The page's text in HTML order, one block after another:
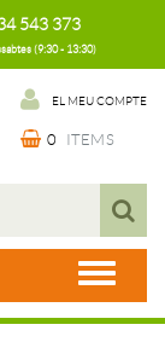
543 373
(9:30 - 13:30)
EL MEU COMPTE
0 ITEMS